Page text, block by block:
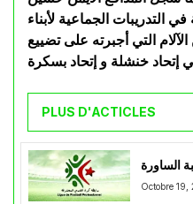
التدريبات الجماعية لأبناء
التي أجبرته على تضييع
PLUS D'ACTICLES
الساورة
Octobre 19,